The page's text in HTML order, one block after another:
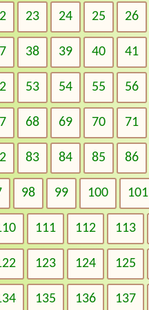
23 24 25 26
38 39 40 41
53 54 55 56
68 69 70 71
83 84 85 86
98 99 100 101
111 112 113
123 124 125
135 136 137